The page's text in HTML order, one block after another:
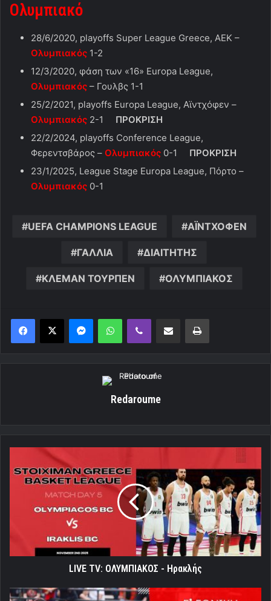
Ολυμπιακό
28/6/2020, playoffs Super League Greece, ΑΕΚ –
Ολυμπιακός 1-2
12/3/2020, φάση των «16» Europa League,
Ολυμπιακός – Γουλβς 1-1
25/2/2021, playoffs Europa League, Αϊντχόφεν –
Ολυμπιακός 2-1 ΠΡΟΚΡΙΣΗ
22/2/2024, playoffs Conference League,
Φερεντσβάρος – Ολυμπιακός 0-1 ΠΡΟΚΡΙΣΗ
23/1/2025, League Stage Europa League, Πόρτο –
Ολυμπιακός 0-1
UEFA CHAMPIONS LEAGUE ΑΪΝΤΧΟΦΕΝ
ΓΑΛΛΙΑ ΔΙΑΙΤΗΤΗΣ
ΚΛΕΜΑΝ ΤΟΥΡΠΕΝ ΟΛΥΜΠΙΑΚΟΣ
MessengerWhatsAppViber Κοινοποίηση μέσω ηλεκτρονικού ταχυδρομείουΕκτύπωση
Redaroume
TV:
ΟΛΥΜΠΙΑΚΟΣ
Ηρακλής
LIVE TV: ΟΛΥΜΠΙΑΚΟΣ - Ηρακλής
Ολυμπιακός: